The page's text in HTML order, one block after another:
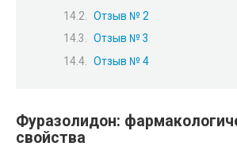
Отзыв № 2
Отзыв № 3
Отзыв № 4
Фуразолидон:
свойства